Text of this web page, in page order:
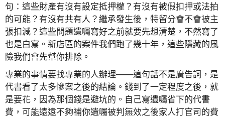
句：這些財產有沒有設定抵押權？有沒有被假扣押或法拍
的可能？有沒有共有人？繼承發生後，特留分會不會被主
張扣減？這些問題遺囑寫好之前就要先想清楚，不然寫了
也是白寫。新店區的案件我們跑了幾十年，這些隱藏的風
險我們會先幫你排除。
專業的事情要找專業的人辦理——這句話不是廣告詞，是
代書看了太多慘案之後的結論。錢到了一定程度之後，就
是要花，因為那個錢是避坑的。自己寫遺囑省下的代書
費，可能遠遠不夠補你遺囑被判無效之後家人打官司的費